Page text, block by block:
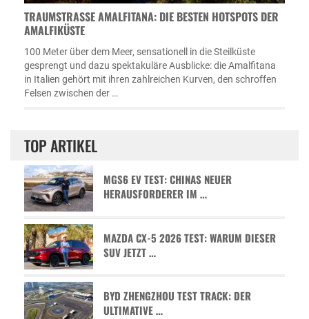
TRAUMSTRASSE AMALFITANA: DIE BESTEN HOTSPOTS DER A
MALFIKÜSTE
100 Meter über dem Meer, sensationell in die Steilküste
gesprengt und dazu spektakuläre Ausblicke: die Amalfitana
in Italien gehört mit ihren zahlreichen Kurven, den schroffen
Felsen zwischen der …
TOP ARTIKEL
MGS6 EV TEST: CHINAS NEUER
HERAUSFORDERER IM …
MAZDA CX-5 2026 TEST: WARUM DIESER
SUV JETZT …
BYD ZHENGZHOU TEST TRACK: DER
ULTIMATIVE …